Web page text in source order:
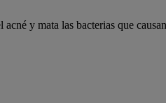
y mata las bacterias que